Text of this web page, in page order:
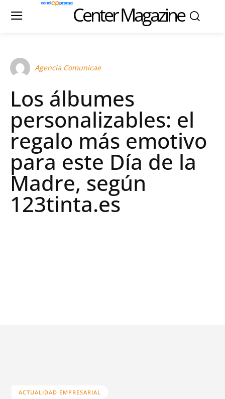
Center Magazine
Agencia Comunicae
Los álbumes
personalizables: el
regalo más emotivo
para este Día de la
Madre, según
123tinta.es
ACTUALIDAD EMPRESARIAL